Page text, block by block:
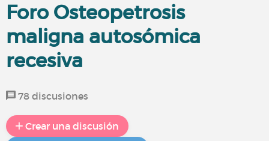
Foro Osteopetrosis
maligna autosómica
recesiva
78 discusiones
Crear una discusión